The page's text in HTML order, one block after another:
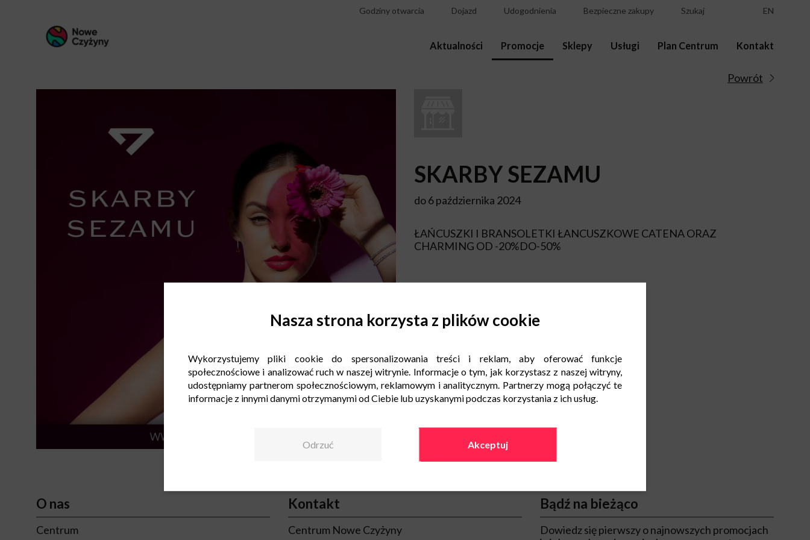
Godziny otwarcia Dojazd Udogodnienia Bezpieczne zakupy Szukaj EN
Aktualności Promocje Sklepy Usługi Plan Centrum Kontakt
Powrót
SKARBY SEZAMU
do 6 października 2024
ŁAŃCUSZKI I BRANSOLETKI ŁANCUSZKOWE CATENA ORAZ
CHARMING OD -20%DO-50%
O nas
Centrum
Kontakt
Centrum Nowe Czyżyny
Bądź na bieżąco
Dowiedz się pierwszy o najnowszych promocjach
Nasza strona korzysta z plików cookie
Wykorzystujemy pliki cookie do spersonalizowania treści i reklam, aby oferować funkcje
społecznościowe i analizować ruch w naszej witrynie. Informacje o tym, jak korzystasz z naszej witryny,
udostępniamy partnerom społecznościowym, reklamowym i analitycznym. Partnerzy mogą połączyć te
informacje z innymi danymi otrzymanymi od Ciebie lub uzyskanymi podczas korzystania z ich usług.
Odrzuć Akceptuj